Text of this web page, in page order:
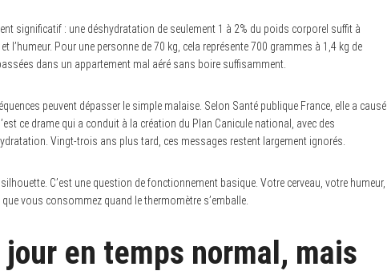
significatif : une déshydratation de seulement 1 à 2% du poids corporel suffit à
Pour une personne de 70 kg, cela représente 700 grammes à 1,4 kg de
dans un appartement mal aéré sans boire suffisamment.
peuvent dépasser le simple malaise. Selon Santé publique France, elle a causé
ce drame qui a conduit à la création du Plan Canicule national, avec des
Vingt-trois ans plus tard, ces messages restent largement ignorés.
C’est une question de fonctionnement basique. Votre cerveau, votre humeur,
vous consommez quand le thermomètre s’emballe.
jour en temps normal, mais